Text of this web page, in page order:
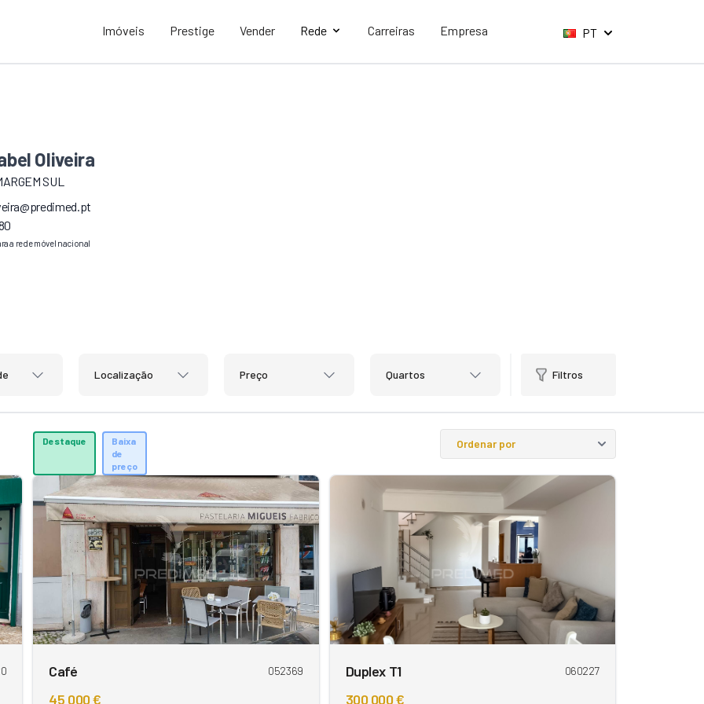
Imóveis Prestige Vender Rede Carreiras Empresa PT
Oliveira
SUL
a rede móvel nacional
Localização Preço Quartos Filtros
Destaque
Baixa
de
preço
Café 052369
45 000 €
Duplex T1 060227
300 000 €